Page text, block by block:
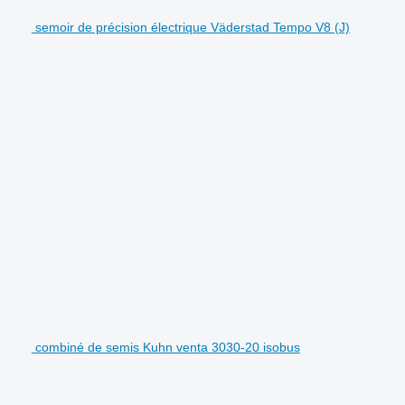
semoir de précision électrique Väderstad Tempo V8 (J)
combiné de semis Kuhn venta 3030-20 isobus